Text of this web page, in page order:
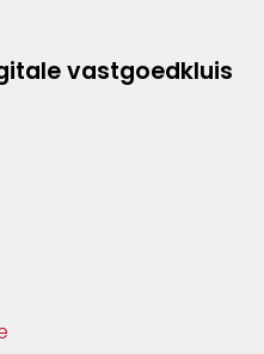
vastgoedkluis